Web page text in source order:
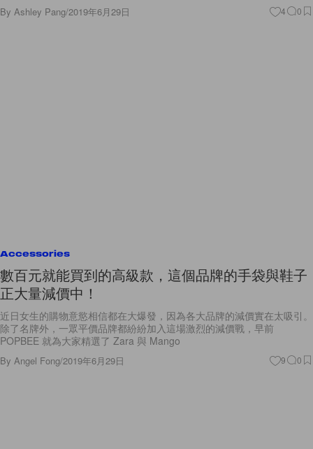
By Ashley Pang/2019年6月29日 4 0
Accessories
數百元就能買到的高級款，這個品牌的手袋與鞋子
正大量減價中！
近日女生的購物意慾相信都在大爆發，因為各大品牌的減價實在太吸引。
除了名牌外，一眾平價品牌都紛紛加入這場激烈的減價戰，早前
POPBEE 就為大家精選了 Zara 與 Mango
By Angel Fong/2019年6月29日 9 0